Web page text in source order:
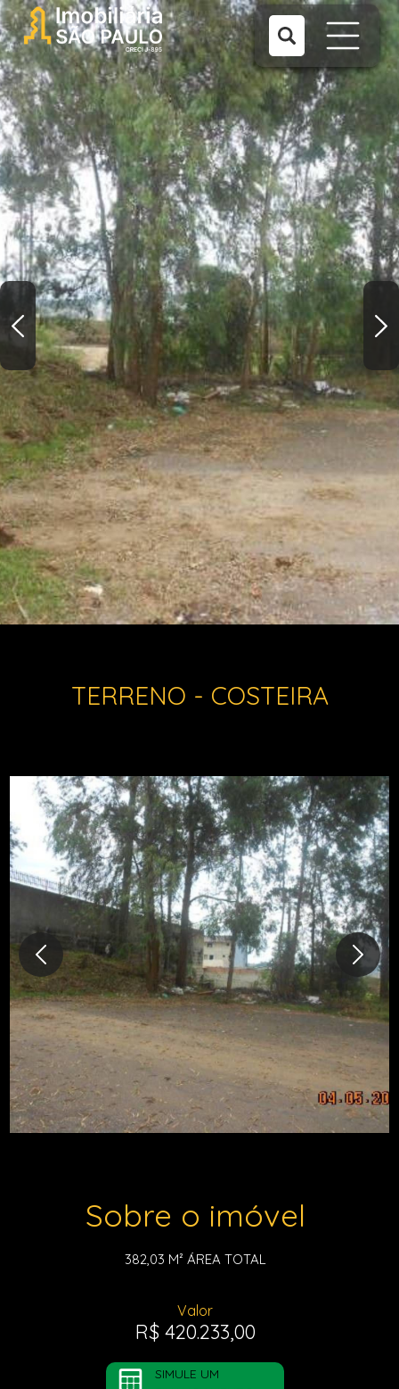
TERRENO - COSTEIRA
Sobre o imóvel
382,03 M² ÁREA TOTAL
Valor
R$ 420.233,00
SIMULE UM